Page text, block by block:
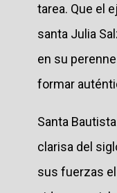
tarea. Que el
santa Julia
en su
formar
Santa
clarisa del
sus fuerzas